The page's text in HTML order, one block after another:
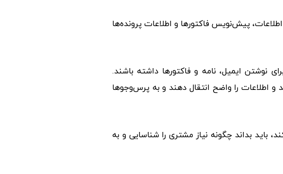
پیش‌نویس فاکتورها و اطلاعات پرونده‌ها
نوشتن ایمیل، نامه و فاکتورها داشته باشند.
اطلاعات را واضح انتقال دهند و به پرس‌وجوها
باید بداند چگونه نیاز مشتری را شناسایی و به